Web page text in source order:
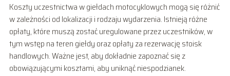
Koszty uczestnictwa w giełdach motocyklowych mogą się różnić
w zależności od lokalizacji i rodzaju wydarzenia. Istnieją różne
opłaty, które muszą zostać uregulowane przez uczestników, w
tym wstęp na teren giełdy oraz opłaty za rezerwację stoisk
handlowych. Ważne jest, aby dokładnie zapoznać się z
obowiązującymi kosztami, aby uniknąć niespodzianek.